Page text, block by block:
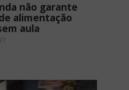
não garante
alimentação
aula